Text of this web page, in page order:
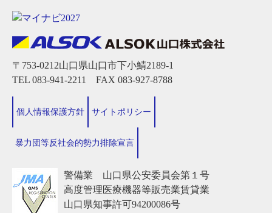
〒753-0212山口県山口市下小鯖2189-1
TEL 083-941-2211 FAX 083-927-8788
個人情報保護方針 サイトポリシー
暴力団等反社会的勢力排除宣言
警備業 山口県公安委員会第１号
高度管理医療機器等販売業賃貸業
山口県知事許可94200086号